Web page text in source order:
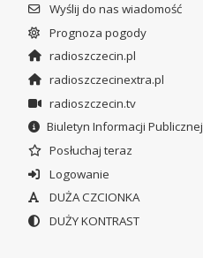
Wyślij do nas wiadomość
Prognoza pogody
radioszczecin.pl
radioszczecinextra.pl
radioszczecin.tv
Biuletyn Informacji Publicznej
Posłuchaj teraz
Logowanie
DUŻA CZCIONKA
DUŻY KONTRAST